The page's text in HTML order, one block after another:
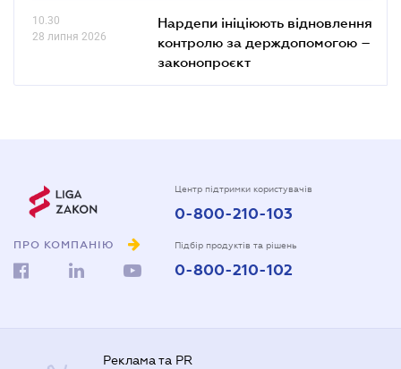
10.30
28 липня 2026
Нардепи ініціюють відновлення
контролю за держдопомогою –
законопроєкт
ПРО КОМПАНІЮ
Центр підтримки користувачів
0-800-210-103
Підбір продуктів та рішень
0-800-210-102
Реклама та PR